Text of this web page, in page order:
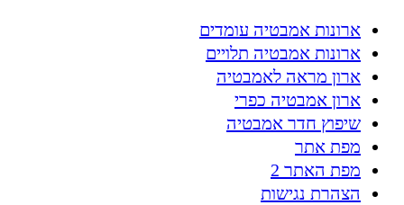
ארונות אמבטיה עומדים
ארונות אמבטיה תלויים
ארון מראה לאמבטיה
ארון אמבטיה כפרי
שיפוץ חדר אמבטיה
מפת אתר
מפת האתר 2
הצהרת נגישות